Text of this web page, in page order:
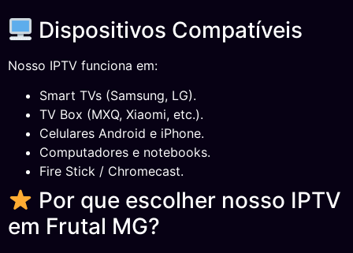
Dispositivos Compatíveis
Nosso IPTV funciona em:
Smart TVs (Samsung, LG).
TV Box (MXQ, Xiaomi, etc.).
Celulares Android e iPhone.
Computadores e notebooks.
Fire Stick / Chromecast.
Por que escolher nosso IPTV
em Frutal MG?